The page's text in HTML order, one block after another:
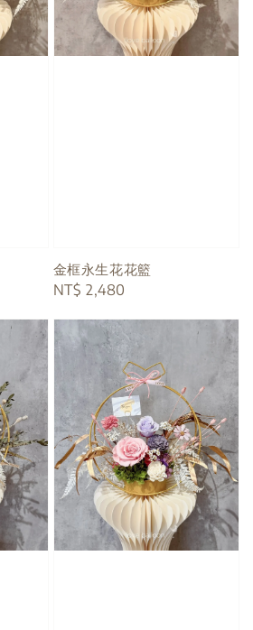
金框永生花花籃
Regular
NT$ 2,480